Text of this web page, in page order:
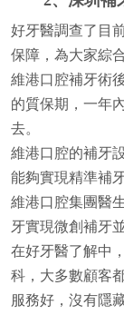
好牙醫調查了目
保障，為大家綜
維港口腔補牙術
的質保期，一年
去。
維港口腔的補牙
能夠實現精準補牙
維港口腔集團醫
牙實現微創補牙
在好牙醫了解中
科，大多數顧客
服務好，沒有隱